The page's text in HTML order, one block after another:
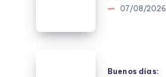
07/08/2026
Buenos días: